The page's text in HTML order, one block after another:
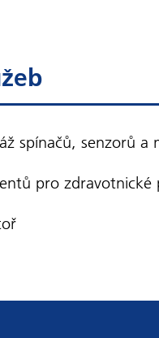
spínačů, senzorů a
pro zdravotnické